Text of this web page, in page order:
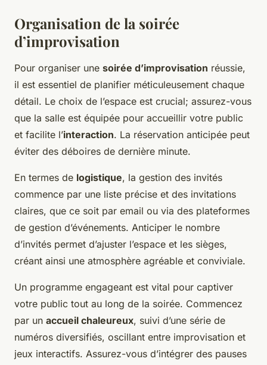
Organisation de la soirée
d’improvisation
Pour organiser une soirée d’improvisation réussie,
il est essentiel de planifier méticuleusement chaque
détail. Le choix de l’espace est crucial; assurez-vous
que la salle est équipée pour accueillir votre public
et facilite l’interaction. La réservation anticipée peut
éviter des déboires de dernière minute.
En termes de logistique, la gestion des invités
commence par une liste précise et des invitations
claires, que ce soit par email ou via des plateformes
de gestion d’événements. Anticiper le nombre
d’invités permet d’ajuster l’espace et les sièges,
créant ainsi une atmosphère agréable et conviviale.
Un programme engageant est vital pour captiver
votre public tout au long de la soirée. Commencez
par un accueil chaleureux, suivi d’une série de
numéros diversifiés, oscillant entre improvisation et
jeux interactifs. Assurez-vous d’intégrer des pauses